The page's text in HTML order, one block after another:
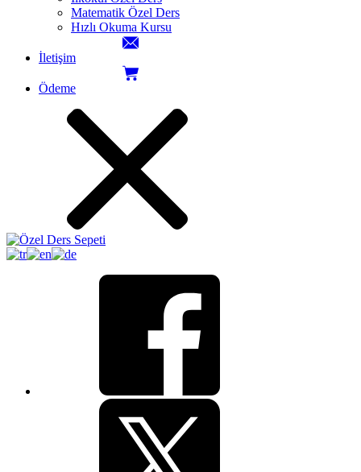
Matematik Özel Ders
Hızlı Okuma Kursu
İletişim
Ödeme